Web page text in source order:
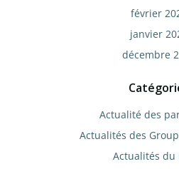
février
janvier
décembre
Actualité des
Actualités des
Actualités du